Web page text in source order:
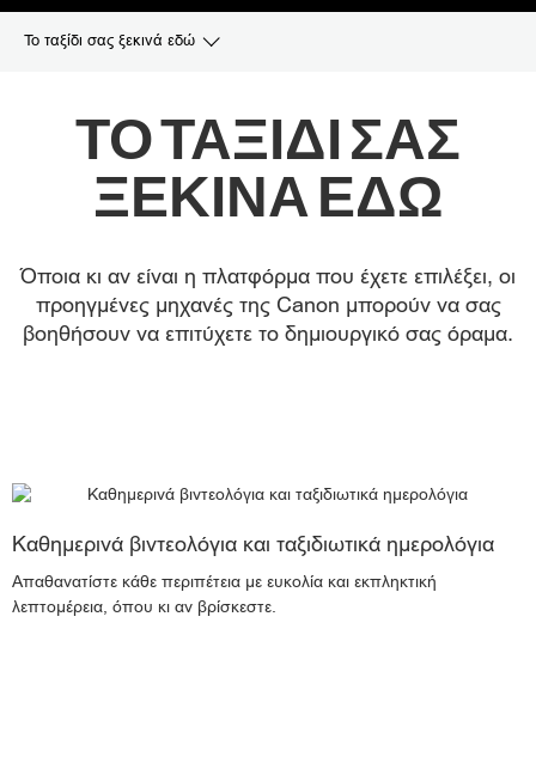
Το ταξίδι σας ξεκινά εδώ
Επαγγελματικές μηχανές για vlogging
Συμβουλές και τεχνικές
Ερωτήσεις και απαντήσεις
ΤΟ ΤΑΞΊΔΙ ΣΑΣ
ΞΕΚΙΝΆ ΕΔΏ
Όποια κι αν είναι η πλατφόρμα που έχετε επιλέξει, οι
προηγμένες μηχανές της Canon μπορούν να σας
βοηθήσουν να επιτύχετε το δημιουργικό σας όραμα.
Καθημερινά βιντεολόγια και ταξιδιωτικά ημερολόγια
Απαθανατίστε κάθε περιπέτεια με ευκολία και εκπληκτική
λεπτομέρεια, όπου κι αν βρίσκεστε.